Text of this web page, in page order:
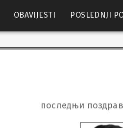
OBAVIJESTI POSLEDNJI
последњи поздрав